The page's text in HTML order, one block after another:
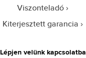
Viszonteladó
Kiterjesztett garancia
Lépjen velünk kapcsolatba